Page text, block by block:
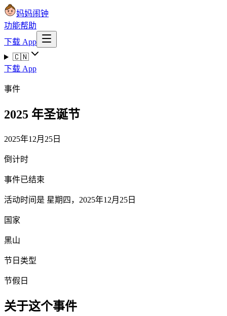
妈妈闹钟
功能帮助
下载 App
🇨🇳
下载 App
事件
2025 年圣诞节
2025年12月25日
倒计时
事件已结束
活动时间是 星期四，2025年12月25日
国家
黑山
节日类型
节假日
关于这个事件